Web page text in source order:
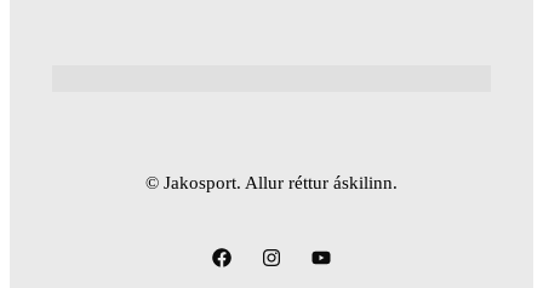
© Jakosport. Allur réttur áskilinn.